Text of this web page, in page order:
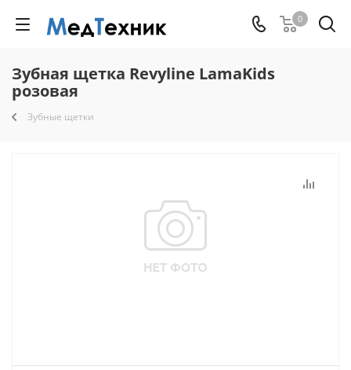
0
Зубная щетка Revyline LamaKids
розовая
Зубные щетки